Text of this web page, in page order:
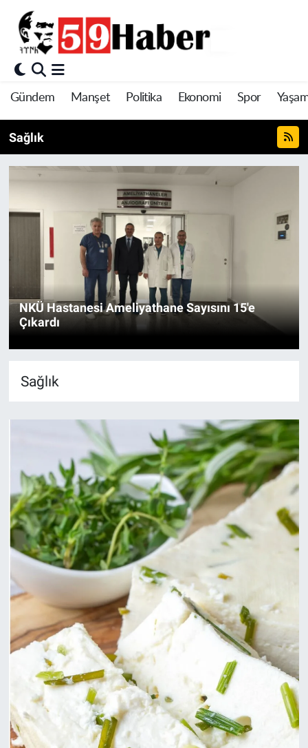
Gündem Manşet Politika Ekonomi Spor
Sağlık
NKÜ Hastanesi Ameliyathane Sayısını 15'e
Çıkardı
Sağlık